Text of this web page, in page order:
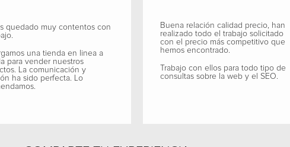
quedado muy contentos con
una tienda en linea a
para vender nuestros
La comunicación y
ha sido perfecta. Lo
Buena relación calidad precio, han
realizado todo el trabajo solicitado
con el precio más competitivo que
hemos encontrado.
Trabajo con ellos para todo tipo de
consultas sobre la web y el SEO.